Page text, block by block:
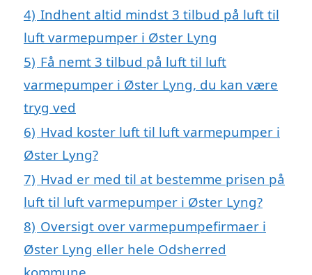
4) Indhent altid mindst 3 tilbud på luft til
luft varmepumper i Øster Lyng
5) Få nemt 3 tilbud på luft til luft
varmepumper i Øster Lyng, du kan være
tryg ved
6) Hvad koster luft til luft varmepumper i
Øster Lyng?
7) Hvad er med til at bestemme prisen på
luft til luft varmepumper i Øster Lyng?
8) Oversigt over varmepumpefirmaer i
Øster Lyng eller hele Odsherred